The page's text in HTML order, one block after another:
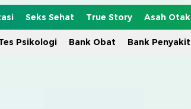
Seks Sehat True Story Asah Otak
Psikologi Bank Obat Bank Penyakit